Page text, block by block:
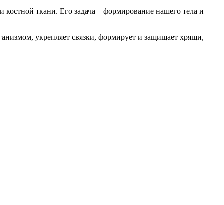
ткани. Его задача – формирование нашего тела и
укрепляет связки, формирует и защищает хрящи,